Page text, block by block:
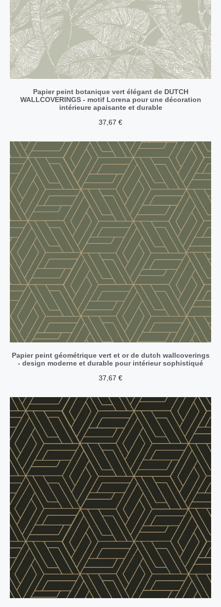
Papier peint botanique vert élégant de DUTCH
WALLCOVERINGS - motif Lorena pour une décoration
intérieure apaisante et durable
37,67 €
Papier peint géométrique vert et or de dutch wallcoverings
- design moderne et durable pour intérieur sophistiqué
37,67 €